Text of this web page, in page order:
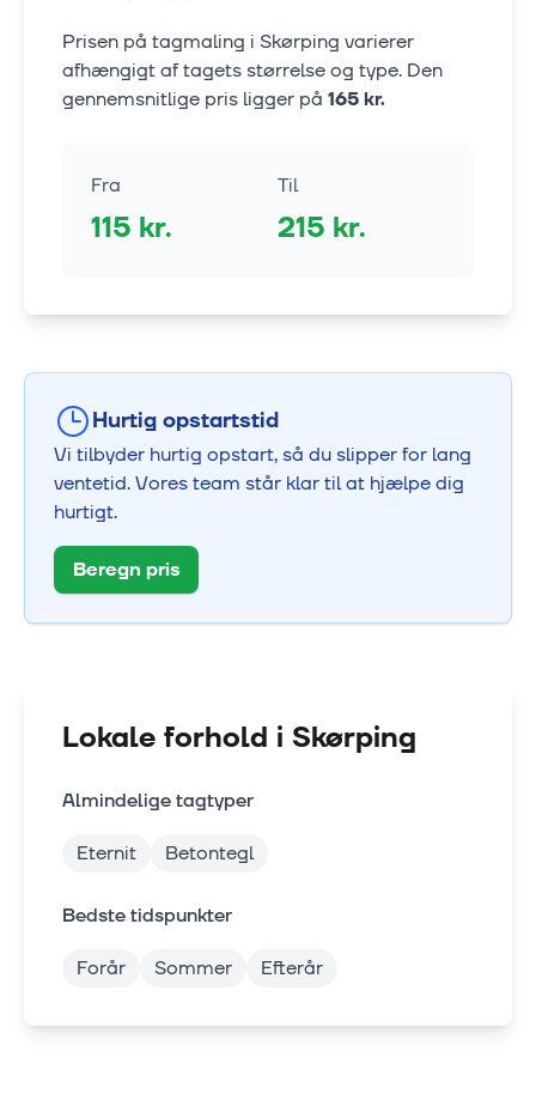
Prisen på tagmaling i Skørping varierer
afhængigt af tagets størrelse og type. Den
gennemsnitlige pris ligger på 165kr.
Fra
115 kr.
Til
215 kr.
Hurtig opstartstid
Vi tilbyder hurtig opstart, så du slipper for lang
ventetid. Vores team står klar til at hjælpe dig
hurtigt.
Beregn pris
Lokale forhold i Skørping
Almindelige tagtyper
Eternit
Betontegl
Bedste tidspunkter
Forår
Sommer Efterår